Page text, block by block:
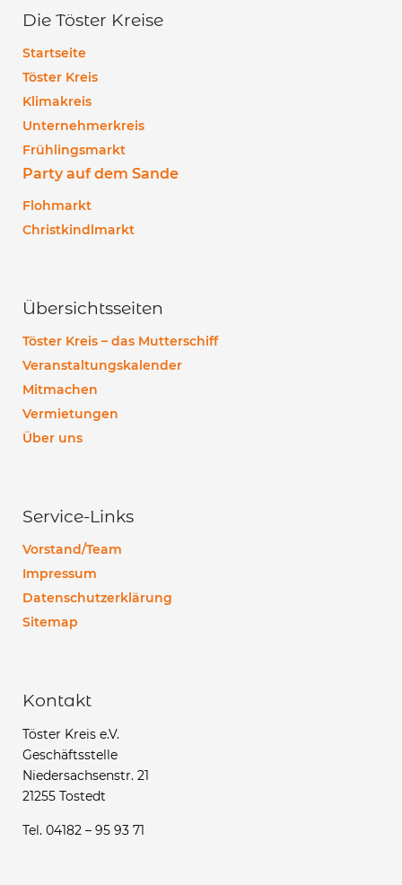
Die Töster Kreise
Startseite
Töster Kreis
Klimakreis
Unternehmerkreis
Frühlingsmarkt
Party auf dem Sande
Flohmarkt
Christkindlmarkt
Übersichtsseiten
Töster Kreis – das Mutterschiff
Veranstaltungskalender
Mitmachen
Vermietungen
Über uns
Service-Links
Vorstand/Team
Impressum
Datenschutzerklärung
Sitemap
Kontakt
Töster Kreis e.V.
Geschäftsstelle
Niedersachsenstr. 21
21255 Tostedt
Tel. 04182 – 95 93 71